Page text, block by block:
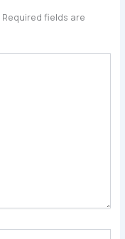
Required fields are